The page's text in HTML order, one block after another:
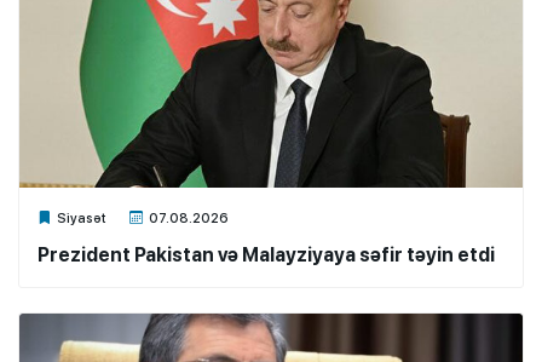
Siyasət 07.08.2026
Xalq.Online
Prezident Pakistan və Malayziyaya səfir təyin etdi